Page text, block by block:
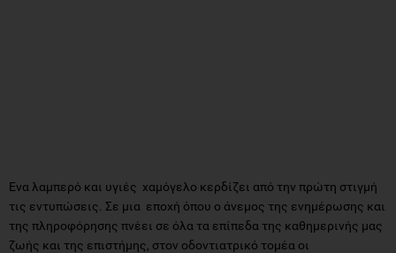
Ενα λαμπερό και υγιές χαμόγελο κερδίζει από την πρώτη στιγμή
τις εντυπώσεις. Σε μια εποχή όπου ο άνεμος της ενημέρωσης και
της πληροφόρησης πνέει σε όλα τα επίπεδα της καθημερινής μας
ζωής και της επιστήμης, στον οδοντιατρικό τομέα οι